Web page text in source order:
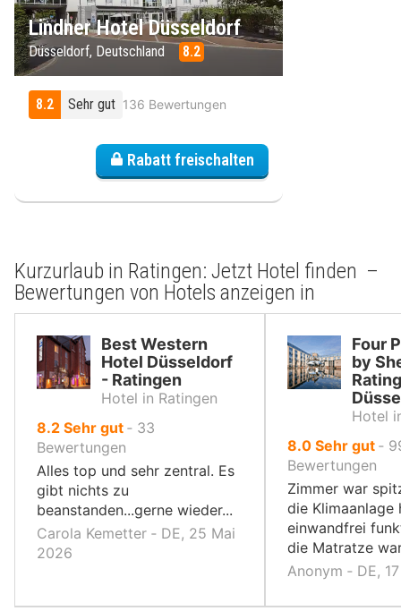
Lindner Hotel Düsseldorf
Düsseldorf, Deutschland 8.2
8.2 Sehr gut 136 Bewertungen
Rabatt freischalten
Kurzurlaub in Ratingen: Jetzt Hotel finden –
Bewertungen von Hotels anzeigen in
Best Western
Hotel Düsseldorf
- Ratingen
Hotel in Ratingen
8.2von
10,
Sehr gut ‐ 33
Bewertungen
Alles top und sehr zentral. Es
gibt nichts zu
beanstanden...gerne wieder...
Carola Kemetter ‐ DE, 25 Mai
2026
Four
by
Hotel
8.0von
10,
Sehr gut ‐
Bewertungen
Zimmer war
die Klimaanlage
einwandfrei
die Matratze
Anonym ‐ DE,